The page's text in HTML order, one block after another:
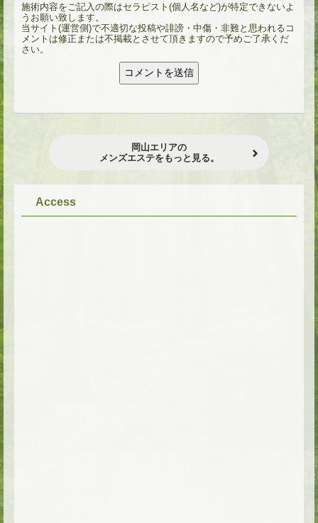
施術内容をご記入の際はセラピスト(個人名など)が特定できないよ
うお願い致します。
当サイト(運営側)で不適切な投稿や誹謗・中傷・非難と思われるコ
メントは修正または不掲載とさせて頂きますので予めご了承くだ
さい。
岡山エリアの
メンズエステをもっと見る。
Access